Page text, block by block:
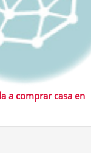
a comprar casa en